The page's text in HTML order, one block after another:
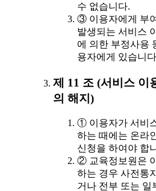
수 없습니다.
③ 이용자에게 부
발생되는 서비스
에 의한 부정사용
용자에게 있습니
제 11 조 (서비스 이
의 해지)
① 이용자가 서비
하는 때에는 온라
신청을 하여야 합
② 교육정보원은
하는 경우 사전통
거나 전부 또는 일